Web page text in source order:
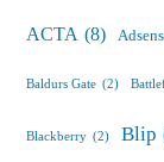
ACTA (8)
Baldurs Gate (2)
Blackberry (2) Blip